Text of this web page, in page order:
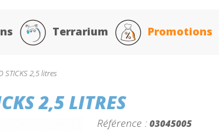
Terrarium Promotions
STICKS 2,5 litres
2,5 LITRES
Référence : 03045005